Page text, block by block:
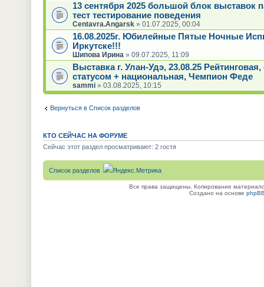
13 сентября 2025 большой блок выставок
тест тестирование поведения
Centavra.Angarsk» 01.07.2025, 00:04
16.08.2025г. Юбилейные Пятые Ночные
Иркутске!!!
Шипова Ирина » 09.07.2025, 11:09
Выставка г. Улан-Удэ, 23.08.25
статусом + национальная, Чемпион Феде
sammi» 03.08.2025, 10:15
Вернуться в Список разделов
КТО СЕЙЧАС НА ФОРУМЕ
Сейчас этот раздел просматривают: 2 гостя
Список разделов
Все права защищены. Копирование
Создано на основе